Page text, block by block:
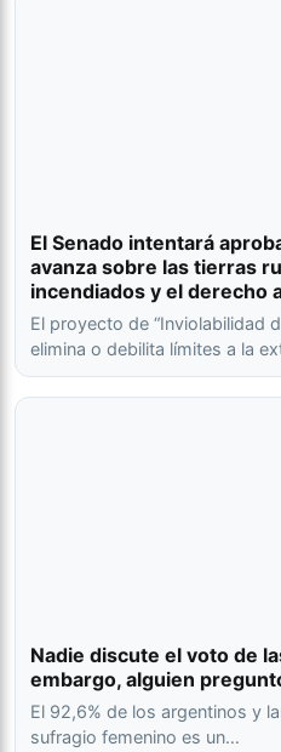
El Senado intentará
avanza sobre las tierras
incendiados y el derecho
El proyecto de “Inviolabilidad
elimina o debilita límites a la
Nadie discute el voto de
embargo, alguien
El 92,6% de los argentinos y
sufragio femenino es un…